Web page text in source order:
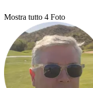
Mostra tutto 4 Foto